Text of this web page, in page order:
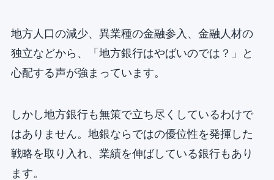
地方人口の減少、異業種の金融参入、金融人材の
独立などから、「地方銀行はやばいのでは？」と
心配する声が強まっています。
しかし地方銀行も無策で立ち尽くしているわけで
はありません。地銀ならではの優位性を発揮した
戦略を取り入れ、業績を伸ばしている銀行もあり
ます。